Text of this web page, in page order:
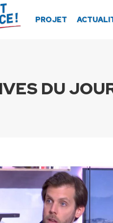
PROJET
DU
des cookies